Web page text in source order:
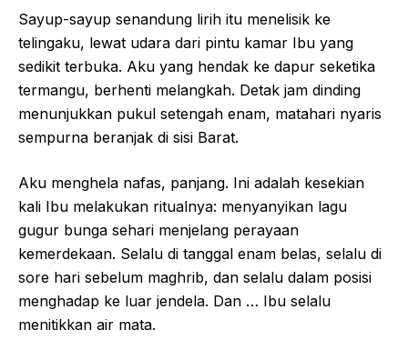
Sayup-sayup senandung lirih itu menelisik ke
telingaku, lewat udara dari pintu kamar Ibu yang
sedikit terbuka. Aku yang hendak ke dapur seketika
termangu, berhenti melangkah. Detak jam dinding
menunjukkan pukul setengah enam, matahari nyaris
sempurna beranjak di sisi Barat.
Aku menghela nafas, panjang. Ini adalah kesekian
kali Ibu melakukan ritualnya: menyanyikan lagu
gugur bunga sehari menjelang perayaan
kemerdekaan. Selalu di tanggal enam belas, selalu di
sore hari sebelum maghrib, dan selalu dalam posisi
menghadap ke luar jendela. Dan … Ibu selalu
menitikkan air mata.